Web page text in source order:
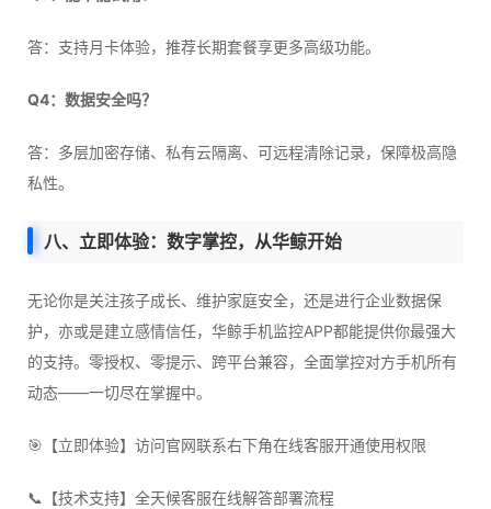
答：支持月卡体验，推荐长期套餐享更多高级功能。
Q4：数据安全吗？
答：多层加密存储、私有云隔离、可远程清除记录，保障极高隐
私性。
八、立即体验：数字掌控，从华鲸开始
无论你是关注孩子成长、维护家庭安全，还是进行企业数据保
护，亦或是建立感情信任，华鲸手机监控APP都能提供你最强大
的支持。零授权、零提示、跨平台兼容，全面掌控对方手机所有
动态——一切尽在掌握中。
🎯【立即体验】访问官网联系右下角在线客服开通使用权限
📞【技术支持】全天候客服在线解答部署流程